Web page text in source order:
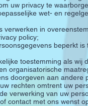
uw privacy te
wet- en
verwerken in
policy;
beperkt
toestemming als wij
organisatorische
doorgeven aan andere
rechten omtrent uw
verwerking van uw
contact met ons wenst